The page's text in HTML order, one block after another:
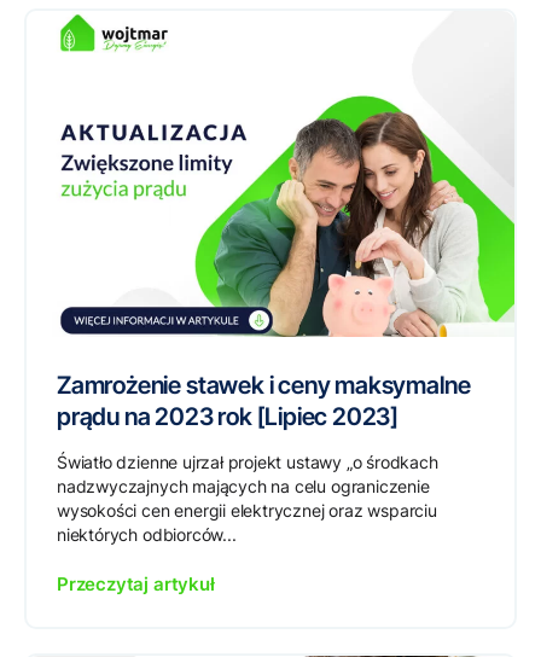
Zamrożenie stawek i ceny maksymalne
prądu na 2023 rok [Lipiec 2023]
Światło dzienne ujrzał projekt ustawy „o środkach
nadzwyczajnych mających na celu ograniczenie
wysokości cen energii elektrycznej oraz wsparciu
niektórych odbiorców...
Przeczytaj artykuł